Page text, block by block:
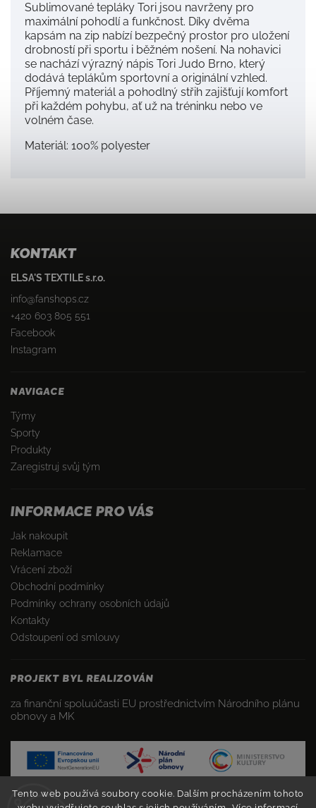
Tento web používá soubory cookie. Dalším procházením tohoto
Sublimované tepláky Tori jsou navrženy pro
maximální pohodlí a funkčnost. Díky dvěma
kapsám na zip nabízí bezpečný prostor pro uložení
drobností při sportu i běžném nošení. Na nohavici
se nachází výrazný nápis Tori Judo Brno, který
dodává teplákům sportovní a originální vzhled.
Příjemný materiál a pohodlný střih zajišťují komfort
při každém pohybu, ať už na tréninku nebo ve
volném čase.
Materiál: 100% polyester
KONTAKT
ELSA'S TEXTILE s.r.o.
info@fanshops.cz
+420 603 805 551
Facebook
Instagram
NAVIGACE
Týmy
Sporty
Produkty
Zaregistruj svůj tým
INFORMACE PRO VÁS
Jak nakoupit
Reklamace
Vrácení zboží
Obchodní podmínky
Podmínky ochrany osobních údajů
Kontakty
Odstoupení od smlouvy
PROJEKT BYL REALIZOVÁN
za finanční spoluúčasti EU prostřednictvím Národního plánu
obnovy a MK